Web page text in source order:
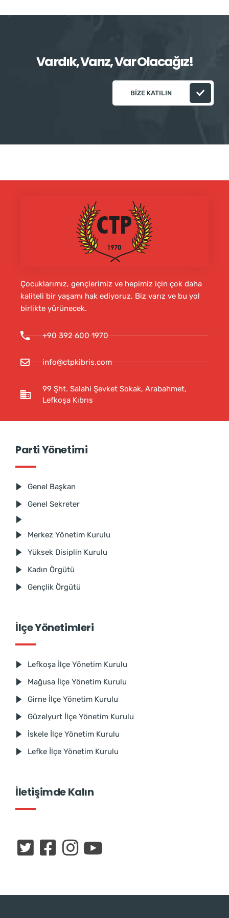
Vardık, Varız, Var Olacağız!
BIZE KATILIN
Çocuklarımız, gençlerimiz ve hepimiz için çok daha
kaliteli bir yaşamı hak ediyoruz. Biz varız ve bu yol
birlikte yürünecek.
+90 392 600 1970
info@ctpkibris.com
99 Şht. Salahi Şevket Sokak, Arabahmet,
Lefkoşa Kıbrıs
Parti Yönetimi
Genel Başkan
Genel Sekreter
Merkez Yönetim Kurulu
Yüksek Disiplin Kurulu
Kadın Örgütü
Gençlik Örgütü
İlçe Yönetimleri
Lefkoşa İlçe Yönetim Kurulu
Mağusa İlçe Yönetim Kurulu
Girne İlçe Yönetim Kurulu
Güzelyurt İlçe Yönetim Kurulu
İskele İlçe Yönetim Kurulu
Lefke İlçe Yönetim Kurulu
İletişimde Kalın